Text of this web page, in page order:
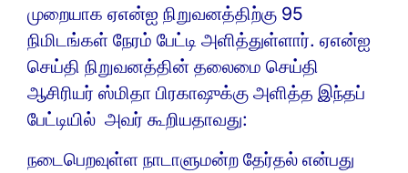
முறையாக ஏஎன்ஐ நிறுவனத்திற்கு 95
நிமிடங்கள் நேரம் பேட்டி அளித்துள்ளார். ஏஎன்ஐ
செய்தி நிறுவனத்தின் தலைமை செய்தி
ஆசிரியர் ஸ்மிதா பிரகாஷுக்கு அளித்த இந்தப்
பேட்டியில் அவர் கூறியதாவது:
நடைபெறவுள்ள நாடாளுமன்ற தேர்தல் என்பது